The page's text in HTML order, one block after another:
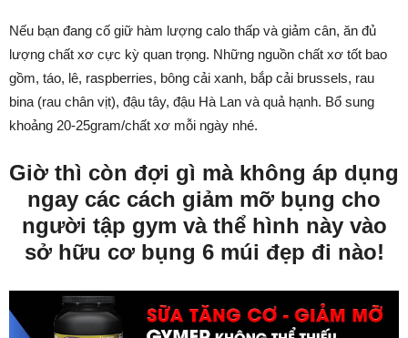
Nếu bạn đang cố giữ hàm lượng calo thấp và giảm cân, ăn đủ
lượng chất xơ cực kỳ quan trọng. Những nguồn chất xơ tốt bao
gồm, táo, lê, raspberries, bông cải xanh, bắp cải brussels, rau
bina (rau chân vịt), đậu tây, đậu Hà Lan và quả hạnh. Bổ sung
khoảng 20-25gram/chất xơ mỗi ngày nhé.
Giờ thì còn đợi gì mà không áp dụng
ngay các cách giảm mỡ bụng cho
người tập gym và thể hình này vào
sở hữu cơ bụng 6 múi đẹp đi nào!